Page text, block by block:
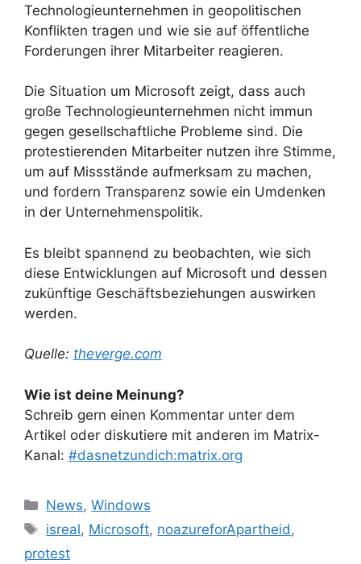
Technologieunternehmen in geopolitischen
Konflikten tragen und wie sie auf öffentliche
Forderungen ihrer Mitarbeiter reagieren.
Die Situation um Microsoft zeigt, dass auch
große Technologieunternehmen nicht immun
gegen gesellschaftliche Probleme sind. Die
protestierenden Mitarbeiter nutzen ihre Stimme,
um auf Missstände aufmerksam zu machen,
und fordern Transparenz sowie ein Umdenken
in der Unternehmenspolitik.
Es bleibt spannend zu beobachten, wie sich
diese Entwicklungen auf Microsoft und dessen
zukünftige Geschäftsbeziehungen auswirken
werden.
Quelle: theverge.com
Wie ist deine Meinung?
Schreib gern einen Kommentar unter dem
Artikel oder diskutiere mit anderen im Matrix-
Kanal: #dasnetzundich:matrix.org
Kategorien
News,Windows
Schlagwörter
isreal, Microsoft, noazureforApartheid ,
protest